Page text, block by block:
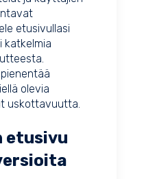
etusivullasi
katkelmia
olevia
uskottavuutta.
etusivu